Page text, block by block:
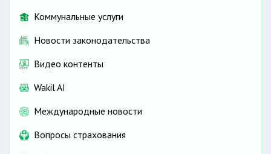
Коммунальные услуги
Новости законодательства
Видео контенты
Wakil AI
Международные новости
Вопросы страхования